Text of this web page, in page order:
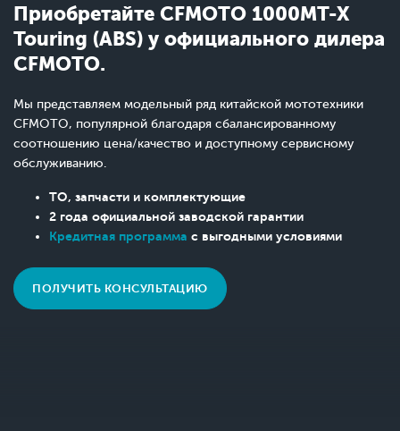
Приобретайте CFMOTO 1000MT-X
Touring (ABS) у официального дилера
CFMOTO.
Мы представляем модельный ряд китайской мототехники
CFMOTO, популярной благодаря сбалансированному
соотношению цена/качество и доступному сервисному
обслуживанию.
ТО, запчасти и комплектующие
2 года официальной заводской гарантии
Кредитная программа с выгодными условиями
ПОЛУЧИТЬ КОНСУЛЬТАЦИЮ